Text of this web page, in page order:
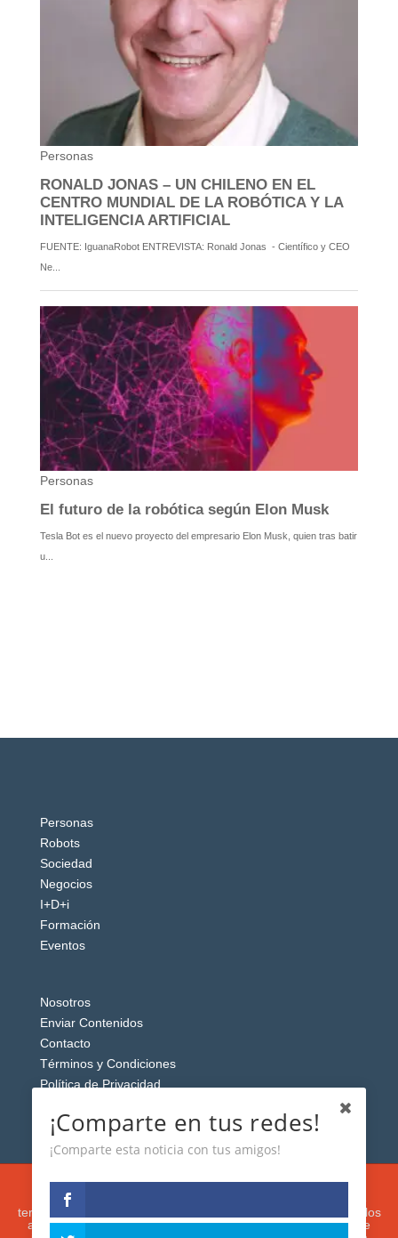
Personas
Robots
Sociedad
Negocios
I+D+i
Formación
Eventos
Nosotros
Enviar Contenidos
Contacto
Términos y Condiciones
Política de Privacidad
Esta web usa cookies analíticas y publicitarias (propias y de
terceros) para analizar el tráfico y personalizar el contenido y los
anuncios que le mostremos de acuerdo con su navegación e
¡Comparte en tus redes!
¡Comparte esta noticia con tus amigos!